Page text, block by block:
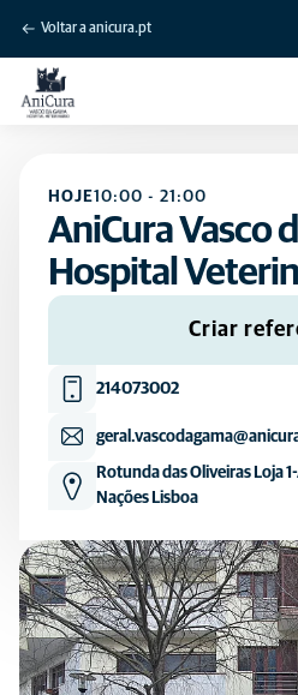
Voltar a anicura.pt
HOJE10:00 - 21:00
AniCura Vasco
Hospital
Criar
214073002
Rotunda das Oliveiras Loja
Nações Lisboa